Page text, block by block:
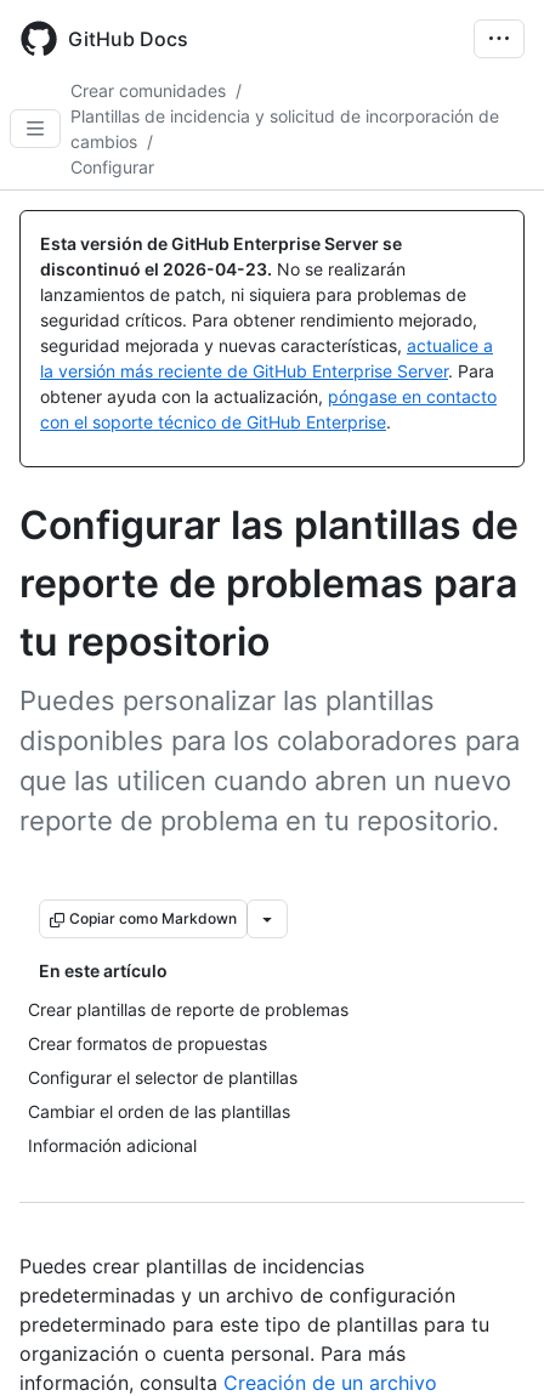
main
GitHub Docs
Crear comunidades /
Plantillas de incidencia y solicitud de incorporación de
cambios /
Configurar
Esta versión de GitHub Enterprise Server se
discontinuó el 2026-04-23. No se realizarán
lanzamientos de patch, ni siquiera para problemas de
seguridad críticos. Para obtener rendimiento mejorado,
seguridad mejorada y nuevas características, actualice a
la versión más reciente de GitHub Enterprise Server. Para
obtener ayuda con la actualización, póngase en contacto
con el soporte técnico de GitHub Enterprise.
Configurar las plantillas de
reporte de problemas para
tu repositorio
Puedes personalizar las plantillas
disponibles para los colaboradores para
que las utilicen cuando abren un nuevo
reporte de problema en tu repositorio.
Copiar como Markdown
En este artículo
Crear plantillas de reporte de problemas
Crear formatos de propuestas
Configurar el selector de plantillas
Cambiar el orden de las plantillas
Información adicional
Puedes crear plantillas de incidencias
predeterminadas y un archivo de configuración
predeterminado para este tipo de plantillas para tu
organización o cuenta personal. Para más
información, consulta Creación de un archivo